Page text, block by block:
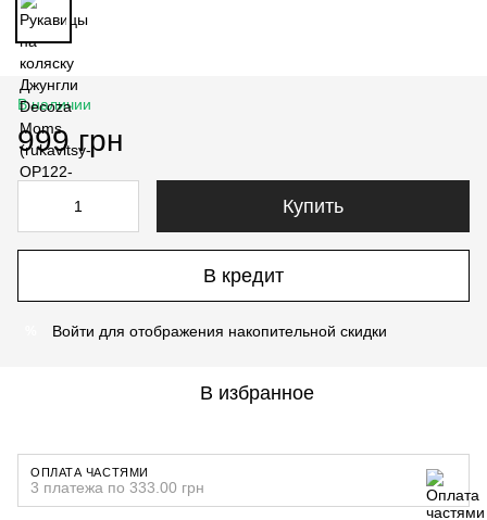
В наличии
999 грн
Купить
В кредит
Войти для отображения накопительной скидки
В избранное
ОПЛАТА ЧАСТЯМИ
3 платежа по 333.00 грн